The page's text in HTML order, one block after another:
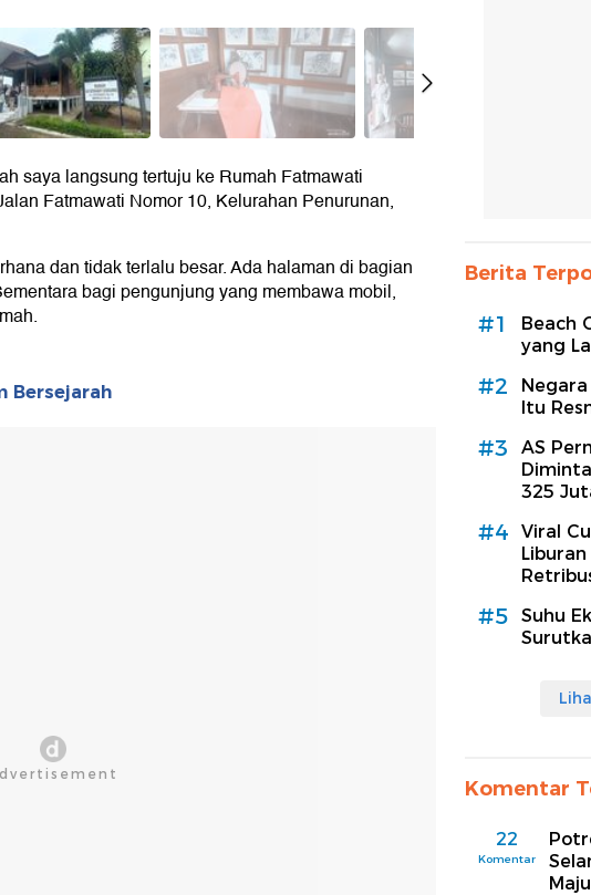
saya langsung tertuju ke Rumah Fatmawati
Fatmawati Nomor 10, Kelurahan Penurunan,
dan tidak terlalu besar. Ada halaman di bagian
bagi pengunjung yang membawa mobil,
Bersejarah
Berita
#1
Beach
yang
#2
Itu
#3
AS
325
#4
Viral
#5
Suhu
Komentar
22
Komentar
Maju